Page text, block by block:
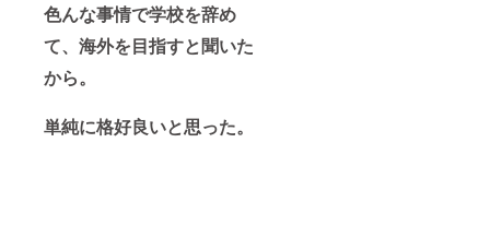
色んな事情で学校を辞め
て、海外を目指すと聞いた
から。
単純に格好良いと思った。